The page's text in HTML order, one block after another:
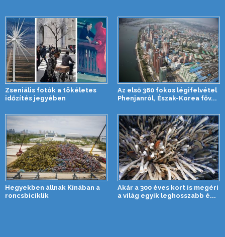
Zseniális fotók a tökéletes
időzítés jegyében
Az első 360 fokos légifelvétel
Phenjanról, Észak-Korea főv...
Hegyekben állnak Kínában a
roncsbiciklik
Akár a 300 éves kort is megéri
a világ egyik leghosszabb é...